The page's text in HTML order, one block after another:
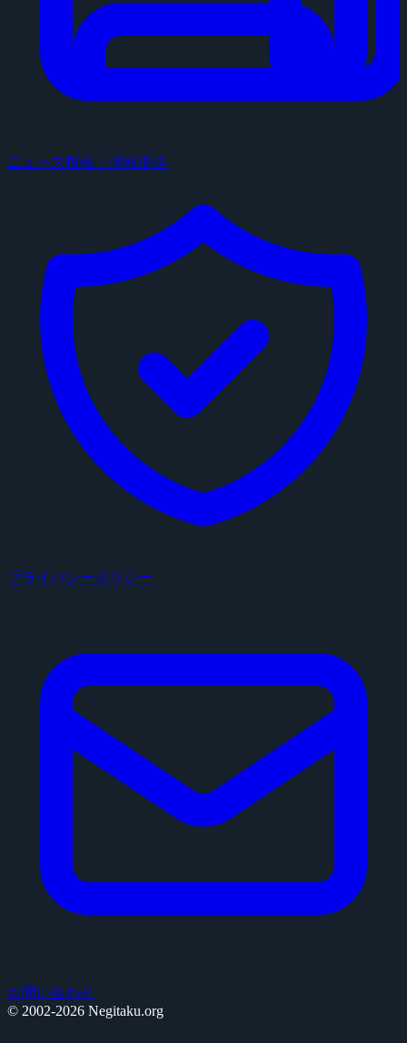
ニュース投稿・情報提供
プライバシーポリシー
お問い合わせ
© 2002-2026 Negitaku.org